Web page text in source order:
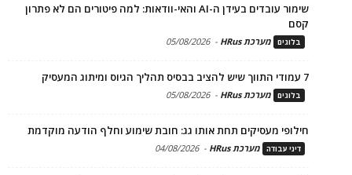
שימור עובדים בעידן ה-AI והאי-וודאות: למה פיטורים הם לא פתרון
קסם
בלוגים מערכת HRus -
05/08/2026
7 עמודי התווך שיש להציב בבסיס תהליך הגיוס ומיתוג המעסיק
בלוגים מערכת HRus -
05/08/2026
חילופי מעסיקים תחת אותו גג: חובת שימוע וחלף הודעה מוקדמת
דיני עבודה מערכת HRus -
04/08/2026